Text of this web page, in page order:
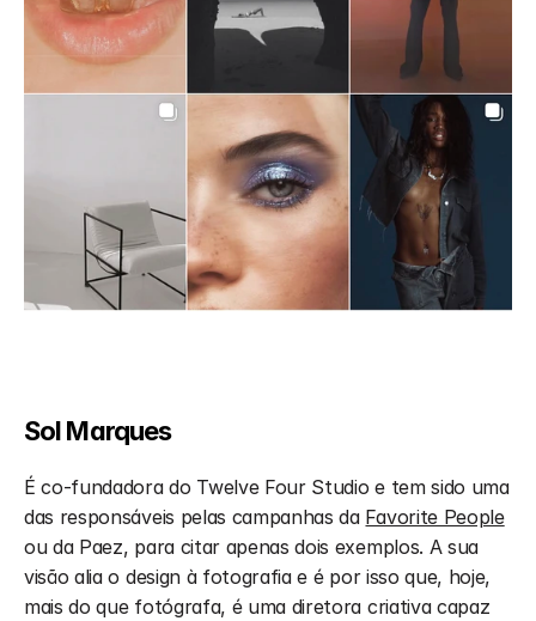
Sol Marques
É co-fundadora do Twelve Four Studio e tem sido uma
das responsáveis pelas campanhas da Favorite People
ou da Paez, para citar apenas dois exemplos. A sua
visão alia o design à fotografia e é por isso que, hoje,
mais do que fotógrafa, é uma diretora criativa capaz